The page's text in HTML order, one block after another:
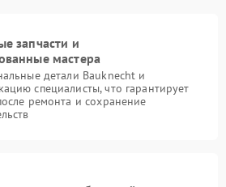
запчасти и
мастера
детали Bauknecht и
специалисты, что гарантирует
ремонта и сохранение